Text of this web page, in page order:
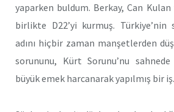
yaparken buldum. Berkay, Can
birlikte D22’yi kurmuş. Türkiye’nin
adını hiçbir zaman manşetlerden
sorununu, Kürt Sorunu’nu sahnede
büyük emek harcanarak yapılmış bir iş.